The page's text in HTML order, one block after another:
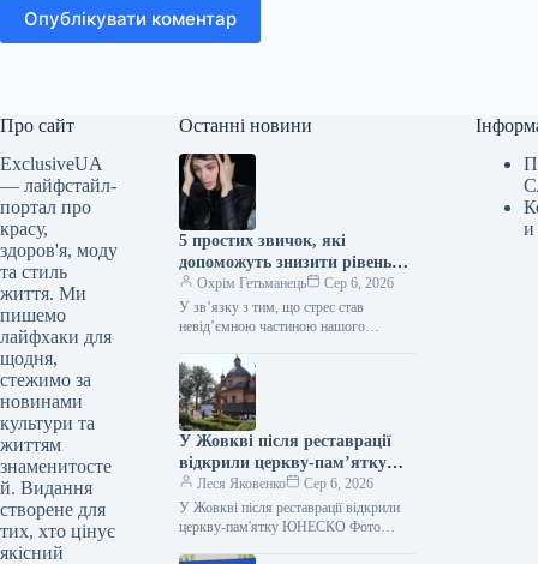
Опублікувати коментар
Про сайт
ExclusiveUA
— лайфстайл-
портал про
красу,
здоров'я, моду
та стиль
життя. Ми
пишемо
лайфхаки для
щодня,
стежимо за
новинами
культури та
життям
знаменитосте
й. Видання
створене для
тих, хто цінує
якісний
Останні новини
5 простих звичок, які
допоможуть знизити рівень
кортизолу
Охрім Гетьманець
Сер 6, 2026
У зв’язку з тим, що стрес став
невід’ємною частиною нашого
перетворився з привілею на життєву…
У Жовкві після реставрації
відкрили церкву-пам’ятку
ЮНЕСКО
Леся Яковенко
Сер 6, 2026
У Жовкві після реставрації відкрили
церкву-пам'ятку ЮНЕСКО Фото
и